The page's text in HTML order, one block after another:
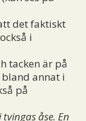
det faktiskt
i
tacken är på
annat i
på
åse. En